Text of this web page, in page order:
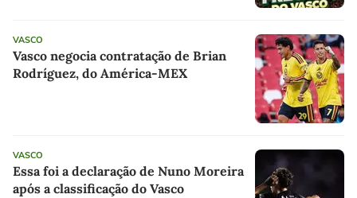
VASCO
Vasco negocia contratação de Brian
Rodríguez, do América-MEX
VASCO
Essa foi a declaração de Nuno Moreira
após a classificação do Vasco